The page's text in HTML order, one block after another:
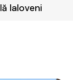
Ialoveni